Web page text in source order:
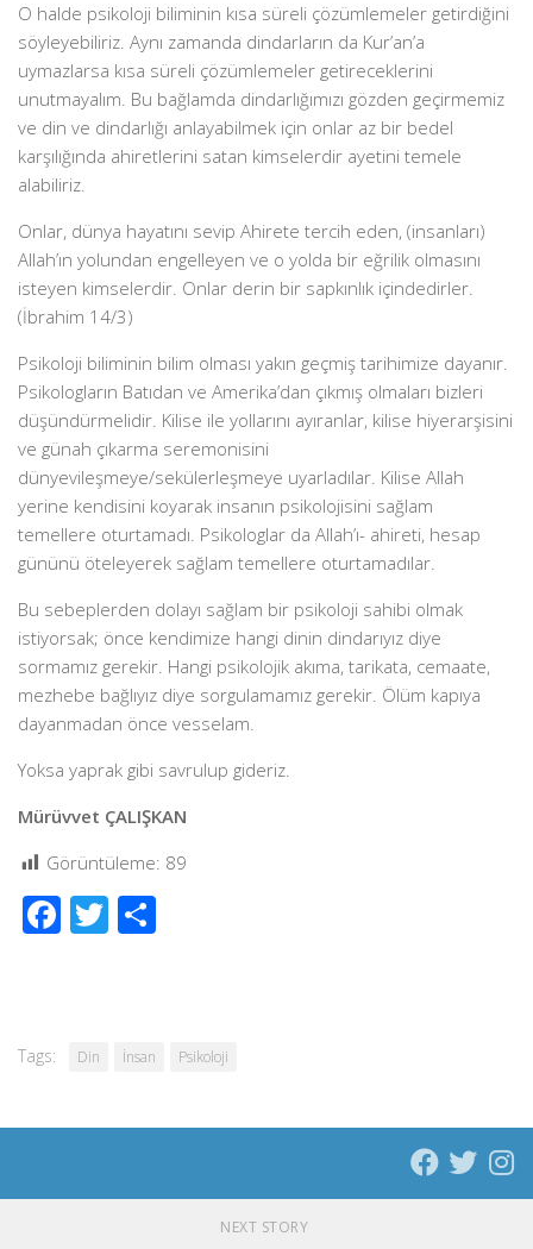
O halde psikoloji biliminin kısa süreli çözümlemeler getirdiğini
söyleyebiliriz. Aynı zamanda dindarların da Kur’an’a
uymazlarsa kısa süreli çözümlemeler getireceklerini
unutmayalım. Bu bağlamda dindarlığımızı gözden geçirmemiz
ve din ve dindarlığı anlayabilmek için onlar az bir bedel
karşılığında ahiretlerini satan kimselerdir ayetini temele
alabiliriz.
Onlar, dünya hayatını sevip Ahirete tercih eden, (insanları)
Allah’ın yolundan engelleyen ve o yolda bir eğrilik olmasını
isteyen kimselerdir. Onlar derin bir sapkınlık içindedirler.
(İbrahim 14/3)
Psikoloji biliminin bilim olması yakın geçmiş tarihimize dayanır.
Psikologların Batıdan ve Amerika’dan çıkmış olmaları bizleri
düşündürmelidir. Kilise ile yollarını ayıranlar, kilise hiyerarşisini
ve günah çıkarma seremonisini
dünyevileşmeye/sekülerleşmeye uyarladılar. Kilise Allah
yerine kendisini koyarak insanın psikolojisini sağlam
temellere oturtamadı. Psikologlar da Allah’ı- ahireti, hesap
gününü öteleyerek sağlam temellere oturtamadılar.
Bu sebeplerden dolayı sağlam bir psikoloji sahibi olmak
istiyorsak; önce kendimize hangi dinin dindarıyız diye
sormamız gerekir. Hangi psikolojik akıma, tarikata, cemaate,
mezhebe bağlıyız diye sorgulamamız gerekir. Ölüm kapıya
dayanmadan önce vesselam.
Yoksa yaprak gibi savrulup gideriz.
Mürüvvet ÇALIŞKAN
Görüntüleme: 89
Facebook
Twitter
Tags: Din İnsan Psikoloji
NEXT STORY